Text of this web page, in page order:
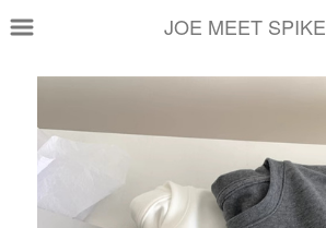
JOE MEET SPIKE